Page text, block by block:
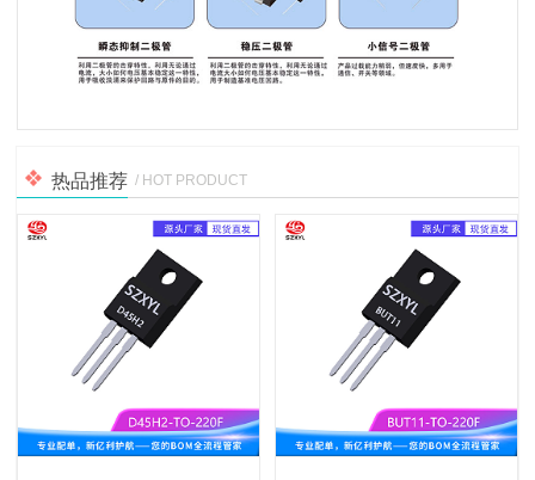
热品推荐 / HOT PRODUCT